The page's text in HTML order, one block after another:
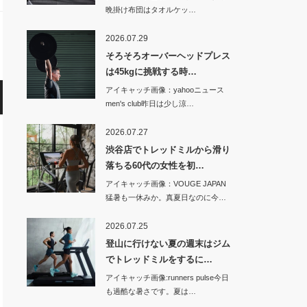
晩掛け布団はタオルケッ…
2026.07.29
そろそろオーバーヘッドプレス
は45kgに挑戦する時…
アイキャッチ画像：yahooニュース
men's club昨日は少し涼…
2026.07.27
渋谷店でトレッドミルから滑り
落ちる60代の女性を初…
アイキャッチ画像：VOUGE JAPAN
猛暑も一休みか。真夏日なのに今…
2026.07.25
登山に行けない夏の週末はジム
でトレッドミルをするに…
アイキャッチ画像:runners pulse今日
も過酷な暑さです。夏は…